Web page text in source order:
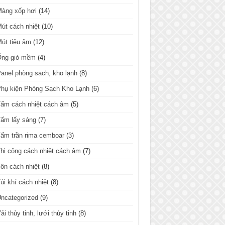
xốp hơi (14)
cách nhiệt (10)
tiêu âm (12)
gió mềm (4)
phòng sạch, kho lạnh (8)
kiện Phòng Sạch Kho Lạnh (6)
cách nhiệt cách âm (5)
lấy sáng (7)
trần rima cemboar (3)
công cách nhiệt cách âm (7)
cách nhiệt (8)
khí cách nhiệt (8)
(9)
thủy tinh, lưới thủy tinh (8)